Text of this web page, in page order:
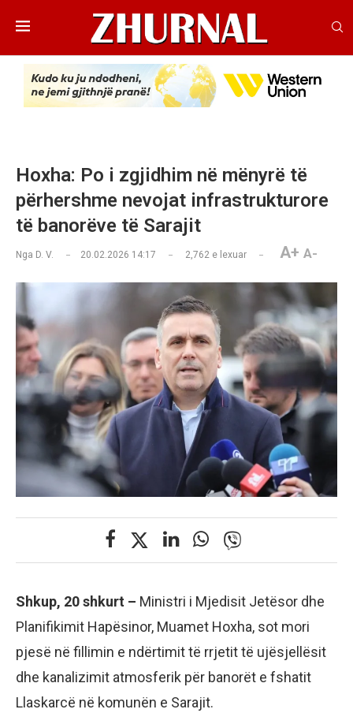
Hoxha: Po i zgjidhim në mënyrë të
përhershme nevojat infrastrukturore
të banorëve të Sarajit
Nga D. V. 20.02.2026 14:17 2,762 e lexuar A+ A-
Shkup, 20 shkurt – Ministri i Mjedisit Jetësor dhe
Planifikimit Hapësinor, Muamet Hoxha, sot mori
pjesë në fillimin e ndërtimit të rrjetit të ujësjellësit
dhe kanalizimit atmosferik për banorët e fshatit
Llaskarcë në komunën e Sarajit.